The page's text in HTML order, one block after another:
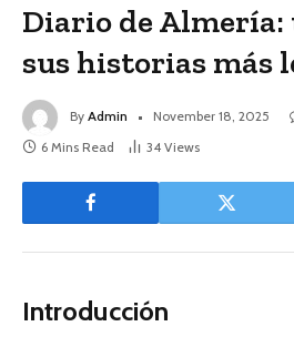
Diario de Almería:
sus historias más
By Admin November 18, 2025
6 Mins Read
34 Views
Introducción